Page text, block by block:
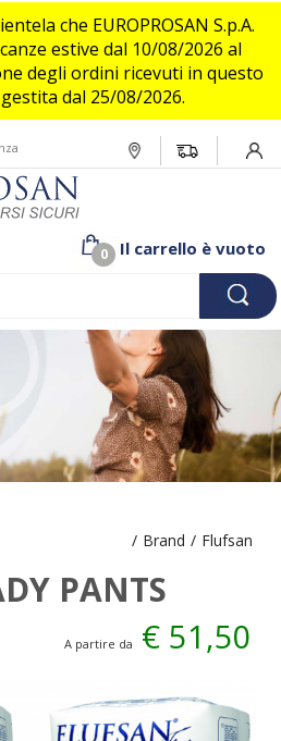
che EUROPROSAN S.p.A.
estive dal 10/08/2026 al
degli ordini ricevuti in questo
dal 25/08/2026.
Il carrello è vuoto
0
/ Brand / Flufsan
PANTS
A partire da € 51,50